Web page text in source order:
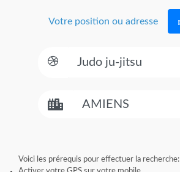
Votre position ou adresse
Voici les prérequis pour effectuer la recherche: